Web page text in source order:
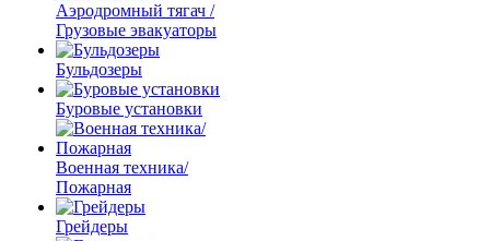
Аэродромный тягач /
Грузовые эвакуаторы
Бульдозеры
Буровые установки
Военная техника/
Пожарная
Грейдеры